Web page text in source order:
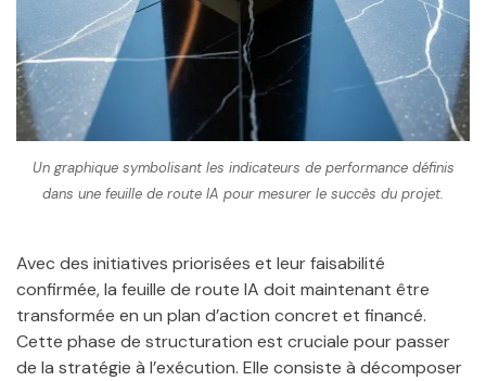
Un graphique symbolisant les indicateurs de performance définis
dans une feuille de route IA pour mesurer le succès du projet.
Avec des initiatives priorisées et leur faisabilité
confirmée, la feuille de route IA doit maintenant être
transformée en un plan d’action concret et financé.
Cette phase de structuration est cruciale pour passer
de la stratégie à l’exécution. Elle consiste à décomposer